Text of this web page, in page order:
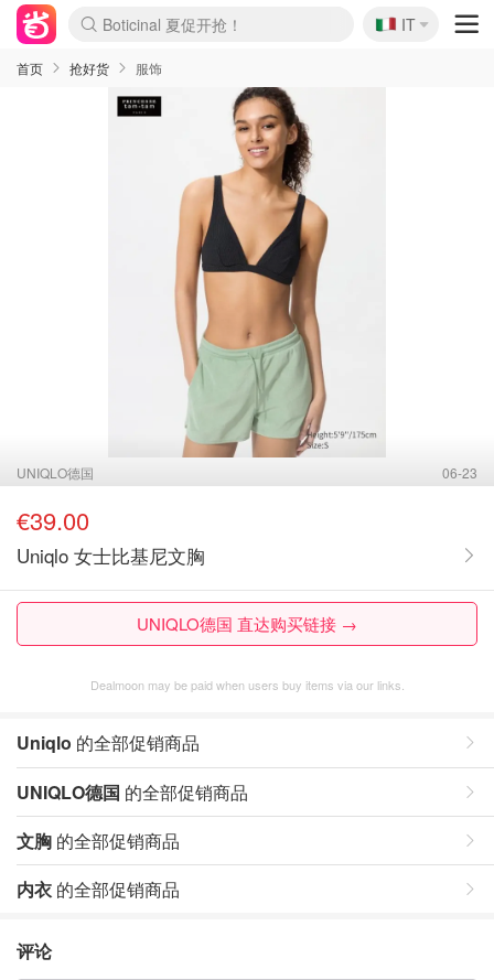
4折！lulu周四疯狂上新
速领！Stanley独家85折
Zalando 奥莱闪促！每日更新
🇮🇹
IT
首页 抢好货 服饰
UNIQLO德国 06-23
€39.00
Uniqlo 女士比基尼文胸
UNIQLO德国 直达购买链接 →
Dealmoon may be paid when users buy items via our links.
Uniqlo 的全部促销商品
UNIQLO德国 的全部促销商品
文胸 的全部促销商品
内衣 的全部促销商品
评论